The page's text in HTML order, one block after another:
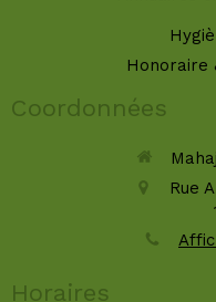
Honoraire
Coordonnées
Rue
Horaires